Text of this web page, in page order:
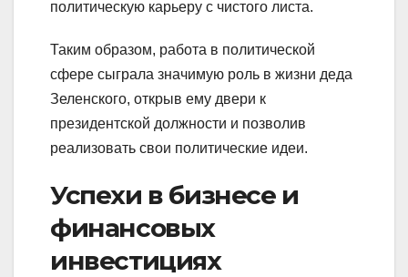
политическую карьеру с чистого листа.
Таким образом, работа в политической
сфере сыграла значимую роль в жизни деда
Зеленского, открыв ему двери к
президентской должности и позволив
реализовать свои политические идеи.
Успехи в бизнесе и
финансовых
инвестициях